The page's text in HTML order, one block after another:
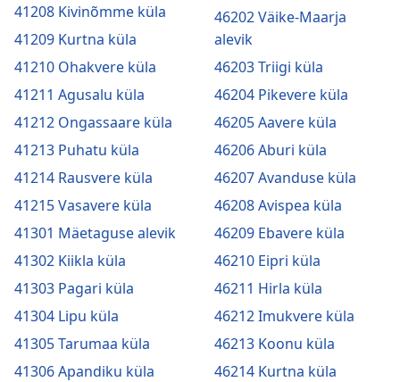
41208 Kivinõmme küla
41209 Kurtna küla
41210 Ohakvere küla
41211 Agusalu küla
41212 Ongassaare küla
41213 Puhatu küla
41214 Rausvere küla
41215 Vasavere küla
41301 Mäetaguse alevik
41302 Kiikla küla
41303 Pagari küla
41304 Lipu küla
41305 Tarumaa küla
41306 Apandiku küla
46202 Väike-Maarja
alevik
46203 Triigi küla
46204 Pikevere küla
46205 Aavere küla
46206 Aburi küla
46207 Avanduse küla
46208 Avispea küla
46209 Ebavere küla
46210 Eipri küla
46211 Hirla küla
46212 Imukvere küla
46213 Koonu küla
46214 Kurtna küla